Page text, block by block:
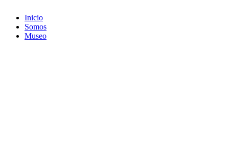
Inicio
Somos
Museo